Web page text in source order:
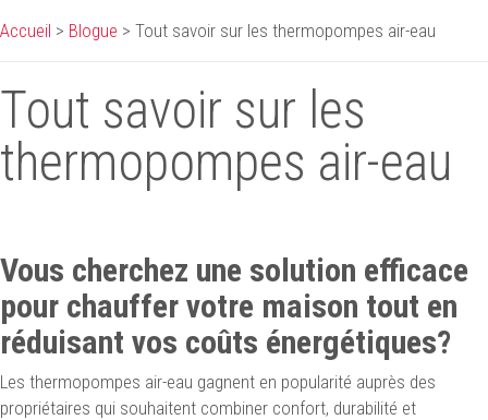
Accueil > Blogue > Tout savoir sur les thermopompes air-eau
Tout savoir sur les
thermopompes air-eau
Vous cherchez une solution efficace
pour chauffer votre maison tout en
réduisant vos coûts énergétiques?
Les thermopompes air-eau gagnent en popularité auprès des
propriétaires qui souhaitent combiner confort, durabilité et